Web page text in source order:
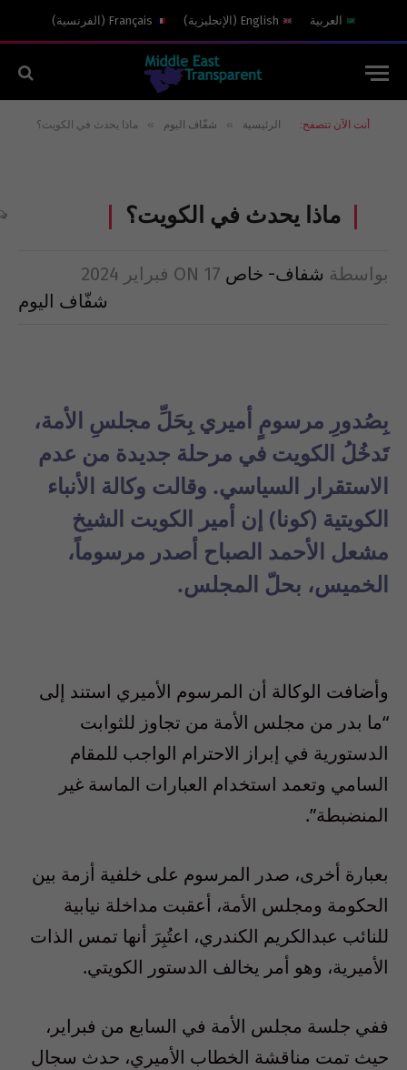
العربية English
( الإنجليزية)
Français
( الفرنسية)
أنت الآن تتصفح: الرئيسية » شفّاف اليوم » ماذا يحدث في الكويت؟
ماذا يحدث في الكويت؟
بواسطة شفاف- خاص ON 17 فبراير 2024
شفّاف اليوم
بِصُدورِ مرسومٍ أميري بِحَلِّ مجلسِ الأمة،
تَدخُلُ الكويت في مرحلة جديدة من عدم
الاستقرار السياسي. وقالت وكالة الأنباء
الكويتية (كونا) إن أمير الكويت الشيخ
مشعل الأحمد الصباح أصدر مرسوماً،
الخميس، بحلّ المجلس.
وأضافت الوكالة أن المرسوم الأميري استند إلى
“ما بدر من مجلس الأمة من تجاوز للثوابت
الدستورية في إبراز الاحترام الواجب للمقام
السامي وتعمد استخدام العبارات الماسة غير
المنضبطة”.
بعبارة أخرى، صدر المرسوم على خلفية أزمة بين
الحكومة ومجلس الأمة، أعقبت مداخلة نيابية
للنائب عبدالكريم الكندري، اعتُبِرَ أنها تمس الذات
الأميرية، وهو أمر يخالف الدستور الكويتي.
ففي جلسة مجلس الأمة في السابع من فبراير،
حيث تمت مناقشة الخطاب الأميري، حدث سجال